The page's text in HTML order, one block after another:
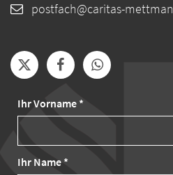
Ihr Vorname *
Ihr Name *
postfach@caritas-